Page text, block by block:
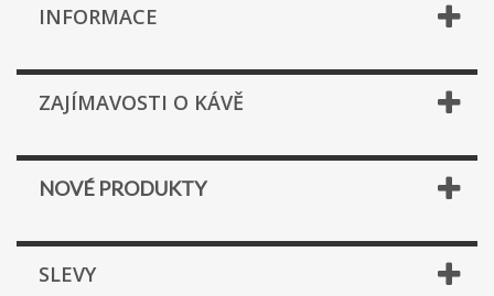
INFORMACE
ZAJÍMAVOSTI O KÁVĚ
NOVÉ PRODUKTY
SLEVY